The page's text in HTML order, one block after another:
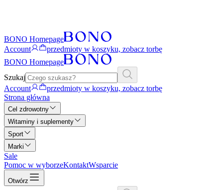
BONO Homepage
Account
przedmioty w koszyku, zobacz torbę
BONO Homepage
Szukaj
Account
przedmioty w koszyku, zobacz torbę
Strona główna
Cel zdrowotny
Witaminy i suplementy
Sport
Marki
Sale
Pomoc w wyborzeKontaktWsparcie
Otwórz